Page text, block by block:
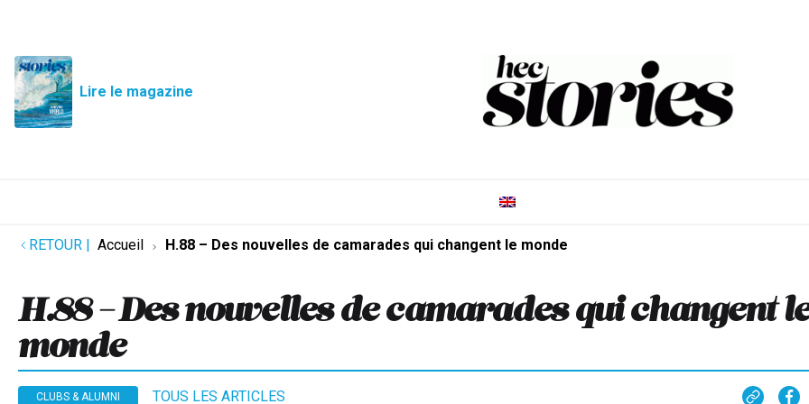
Lire le magazine
RETOUR | Accueil H.88 – Des nouvelles de camarades qui changent le monde
H.88 – Des nouvelles de camarades qui changent
monde
CLUBS & ALUMNI TOUS LES ARTICLES